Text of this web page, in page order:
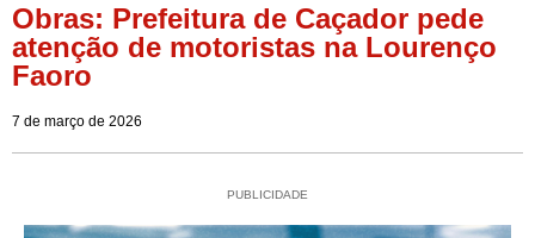
Obras: Prefeitura de Caçador pede
atenção de motoristas na Lourenço
Faoro
7 de março de 2026
PUBLICIDADE